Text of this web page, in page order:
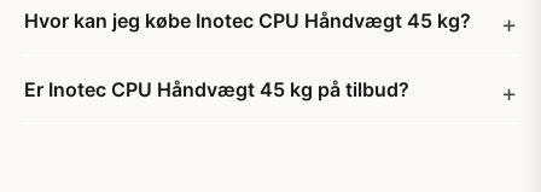
Hvor kan jeg købe Inotec CPU Håndvægt 45 kg?
Er Inotec CPU Håndvægt 45 kg på tilbud?